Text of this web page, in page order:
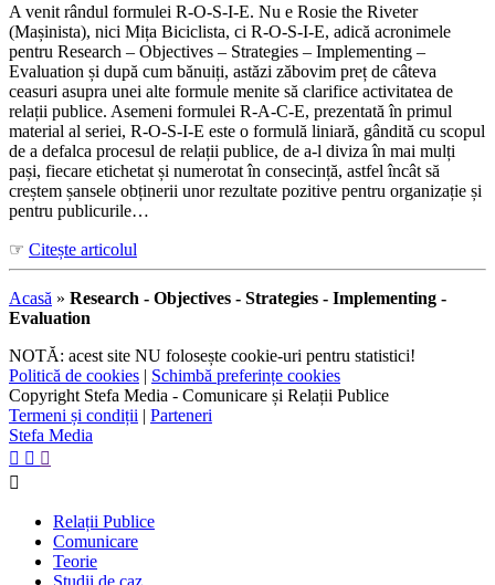
A venit rândul formulei R-O-S-I-E. Nu e Rosie the Riveter
(Mașinista), nici Mița Biciclista, ci R-O-S-I-E, adică acronimele
pentru Research – Objectives – Strategies – Implementing –
Evaluation și după cum bănuiți, astăzi zăbovim preț de câteva
ceasuri asupra unei alte formule menite să clarifice activitatea de
relații publice. Asemeni formulei R-A-C-E, prezentată în primul
material al seriei, R-O-S-I-E este o formulă liniară, gândită cu scopul
de a defalca procesul de relații publice, de a-l diviza în mai mulți
pași, fiecare etichetat și numerotat în consecință, astfel încât să
creștem șansele obținerii unor rezultate pozitive pentru organizație și
pentru publicurile…
☞ Citește articolul
Acasă » Research - Objectives - Strategies - Implementing -
Evaluation
NOTĂ: acest site NU folosește cookie-uri pentru statistici!
Politică de cookies | Schimbă preferințe cookies
Copyright Stefa Media - Comunicare și Relații Publice
Termeni și condiții | Parteneri
Stefa Media
  

Relații Publice
Comunicare
Teorie
Studii de caz